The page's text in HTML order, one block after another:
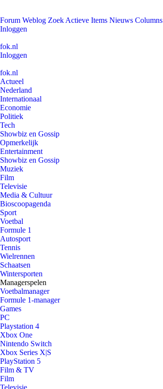
Forum Weblog Zoek Actieve Items Nieuws Columns
Inloggen
fok.nl
Inloggen
fok.nl
Actueel
Nederland
Internationaal
Economie
Politiek
Tech
Showbiz en Gossip
Opmerkelijk
Entertainment
Showbiz en Gossip
Muziek
Film
Televisie
Media & Cultuur
Bioscoopagenda
Sport
Voetbal
Formule 1
Autosport
Tennis
Wielrennen
Schaatsen
Wintersporten
Managerspelen
Voetbalmanager
Formule 1-manager
Games
PC
Playstation 4
Xbox One
Nintendo Switch
Xbox Series X|S
PlayStation 5
Film & TV
Film
Televisie